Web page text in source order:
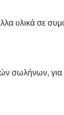
υλικά σε
σωλήνων, για